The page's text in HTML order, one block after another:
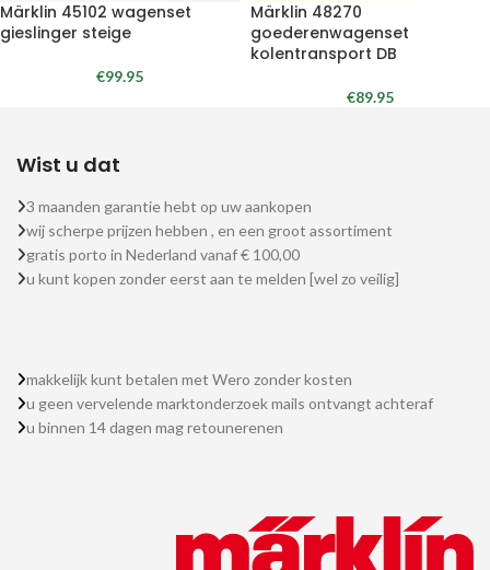
Märklin 45102 wagenset
gieslinger steige
€99.95
Märklin 48270
goederenwagenset
kolentransport DB
€89.95
Wist u dat
3 maanden garantie hebt op uw aankopen
wij scherpe prijzen hebben , en een groot assortiment
gratis porto in Nederland vanaf € 100,00
u kunt kopen zonder eerst aan te melden [wel zo veilig]
makkelijk kunt betalen met Wero zonder kosten
u geen vervelende marktonderzoek mails ontvangt achteraf
u binnen 14 dagen mag retounerenen